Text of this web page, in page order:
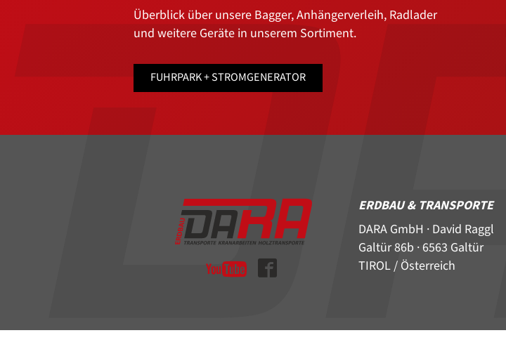
Überblick über unsere Bagger, Anhängerverleih, Radlader
und weitere Geräte in unserem Sortiment.
FUHRPARK + STROMGENERATOR
ERDBAU & TRANSPORTE
DARA GmbH · David Raggl
Galtür 86b · 6563 Galtür
TIROL / Österreich